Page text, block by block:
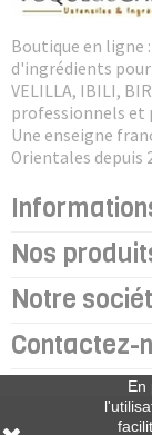
Boutique en ligne
d'ingrédients
VELILLA, IBILI,
professionnels et
Une enseigne
Orientales depuis
Nos
Notre
Contactez-
En